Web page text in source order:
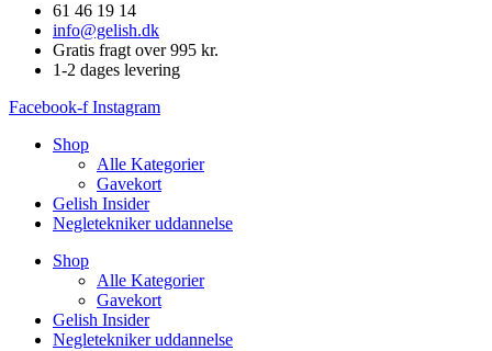
61 46 19 14
info@gelish.dk
Gratis fragt over 995 kr.
1-2 dages levering
Facebook-f Instagram
Shop
Alle Kategorier
Gavekort
Gelish Insider
Negletekniker uddannelse
Shop
Alle Kategorier
Gavekort
Gelish Insider
Negletekniker uddannelse